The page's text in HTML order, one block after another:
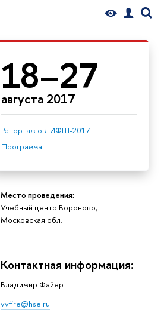
18–27
августа 2017
Репортаж о ЛИФШ-2017
Программа
Место проведения:
Учебный центр Вороново,
Московская обл.
Контактная информация:
Владимир Файер
vvfire@hse.ru